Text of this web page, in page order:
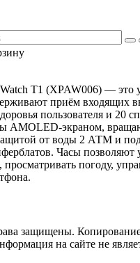
T1 (XPAW006) — это
приём входящих
пользователя и 20
AMOLED-экраном,
от воды 2 АТМ и
Часы позволяют
погоду,
защищены.
на сайте не